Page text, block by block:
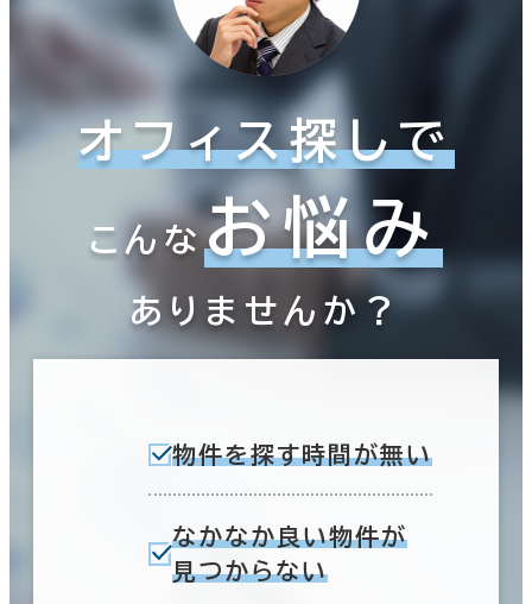
オフィス探しで
こんなお悩み
ありませんか？
物件を探す時間が無い
なかなか良い物件が
見つからない